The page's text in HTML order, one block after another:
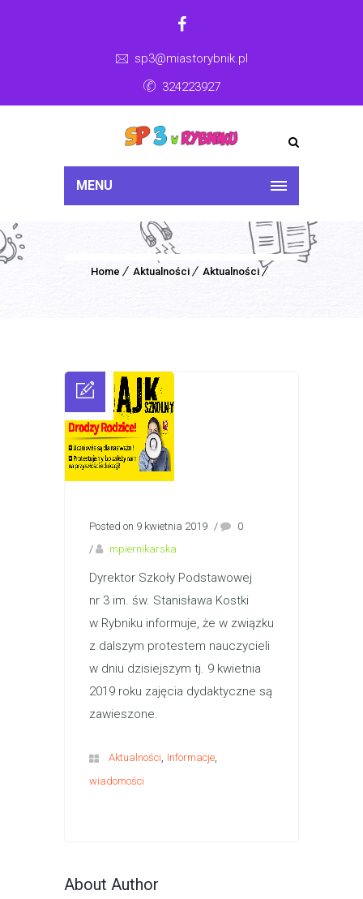
sp3@miastorybnik.pl
324223927
MENU
Home Aktualności Aktualności
Posted on 9 kwietnia 2019 /
0
/
mpiernikarska
Dyrektor Szkoły Podstawowej
nr 3 im. św. Stanisława Kostki
w Rybniku informuje, że w związku
z dalszym protestem nauczycieli
w dniu dzisiejszym tj. 9 kwietnia
2019 roku zajęcia dydaktyczne są
zawieszone.
Aktualności, Informacje,
wiadomości
About Author